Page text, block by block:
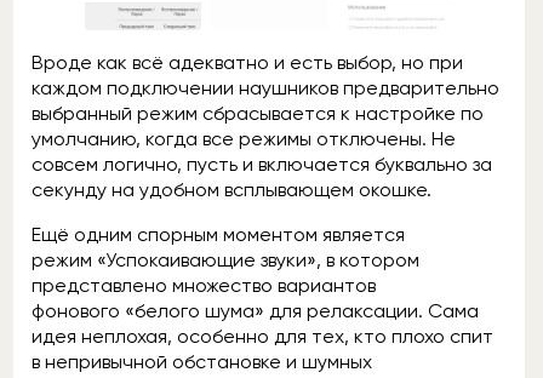
Вроде как всё адекватно и есть выбор, но при
каждом подключении наушников предварительно
выбранный режим сбрасывается к настройке по
умолчанию, когда все режимы отключены. Не
совсем логично, пусть и включается буквально за
секунду на удобном всплывающем окошке.
Ещё одним спорным моментом является
режим «Успокаивающие звуки», в котором
представлено множество вариантов
фонового «белого шума» для релаксации. Сама
идея неплохая, особенно для тех, кто плохо спит
в непривычной обстановке и шумных